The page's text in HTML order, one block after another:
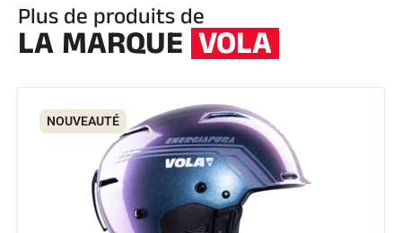
Plus de produits de
LA MARQUE VOLA
NOUVEAUTÉ